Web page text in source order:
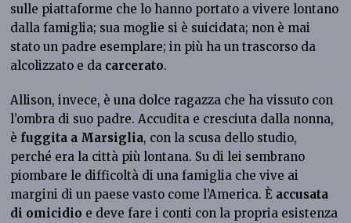
sulle piattaforme che lo hanno portato a vivere lontano
dalla famiglia; sua moglie si è suicidata; non è mai
stato un padre esemplare; in più ha un trascorso da
alcolizzato e da carcerato.
Allison, invece, è una dolce ragazza che ha vissuto con
l’ombra di suo padre. Accudita e cresciuta dalla nonna,
è fuggita a Marsiglia, con la scusa dello studio,
perché era la città più lontana. Su di lei sembrano
piombare le difficoltà di una famiglia che vive ai
margini di un paese vasto come l’America. È accusata
di omicidio e deve fare i conti con la propria esistenza